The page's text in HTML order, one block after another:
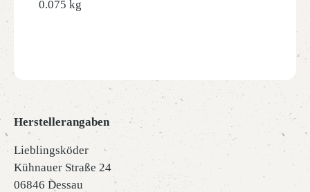
0.075 kg
Herstellerangaben
Lieblingsköder
Kühnauer Straße 24
06846 Dessau